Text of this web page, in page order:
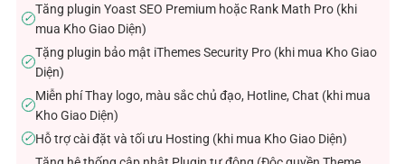
✓
Tăng plugin Yoast SEO Premium hoặc Rank Math Pro (khi
mua Kho Giao Diện)
✓
Tặng plugin bảo mật iThemes Security Pro (khi mua Kho Giao
Diện)
✓
Miễn phí Thay logo, màu sắc chủ đạo, Hotline, Chat (khi mua
Kho Giao Diện)
✓Hỗ trợ cài đặt và tối ưu Hosting (khi mua Kho Giao Diện)